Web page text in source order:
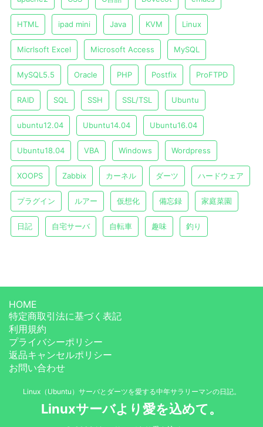
HTML ipad mini Java KVM Linux
Micrlsoft Excel Microsoft Access MySQL
MySQL5.5 Oracle PHP Postfix ProFTPD
RAID SQL SSH SSL/TSL Ubuntu
ubuntu12.04 Ubuntu14.04 Ubuntu16.04
Ubuntu18.04 VBA Windows Wordpress
XOOPS Zabbix カーネル ダーツ ハードウェア
プラグイン ルアー 仮想化 備忘録 家庭菜園
日記 自宅サーバ 自転車 趣味 釣り
HOME
特定商取引法に基づく表記
利用規約
プライバシーポリシー
返品キャンセルポリシー
お問い合わせ
Linux（Ubuntu）サーバとダーツを愛する中年サラリーマンの日記。
Linuxサーバより愛を込めて。